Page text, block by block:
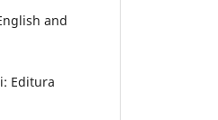
and
Editura